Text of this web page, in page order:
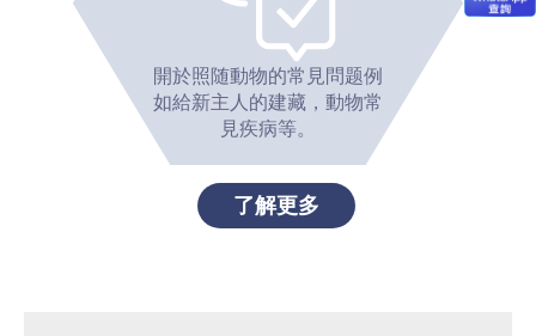
開於照随動物的常見問题例
如給新主人的建藏，動物常
見疾病等。
了解更多